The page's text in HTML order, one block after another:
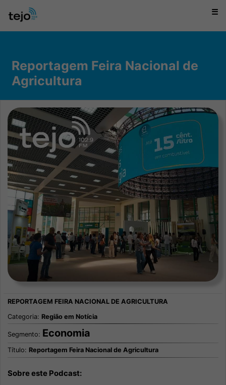
☰
Reportagem Feira Nacional de
Agricultura
Categoria: Região em Notícia
Segmento: Economia
Título: Reportagem Feira Nacional de Agricultura
Sobre este Podcast: